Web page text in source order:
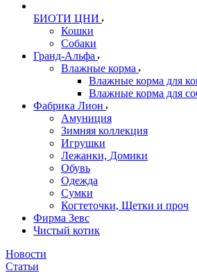
БИОТИ ЦНИ
Кошки
Собаки
Гранд-Альфа
Влажные корма
Влажные корма для
Влажные корма для
Фабрика Лион
Амуниция
Зимняя коллекция
Игрушки
Лежанки, Домики
Обувь
Одежда
Сумки
Когтеточки, Щетки и проч
Фирма Зевс
Чистый котик
Новости
Статьи